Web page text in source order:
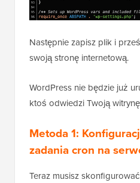
Następnie zapisz plik i
swoją stronę internetową.
WordPress nie będzie już
ktoś odwiedzi Twoją
Metoda 1:
zadania cron na
Teraz musisz